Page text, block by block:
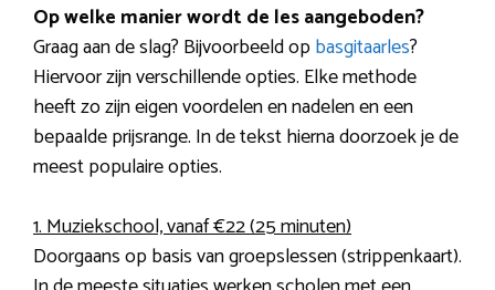
Op welke manier wordt de les aangeboden?
Graag aan de slag? Bijvoorbeeld opbasgitaarles?
Hiervoor zijn verschillende opties. Elke methode
heeft zo zijn eigen voordelen en nadelen en een
bepaalde prijsrange. In de tekst hierna doorzoek je de
meest populaire opties.
1. Muziekschool, vanaf €22 (25 minuten)
Doorgaans op basis van groepslessen (strippenkaart).